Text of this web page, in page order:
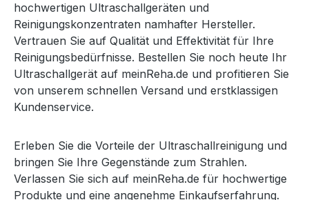
hochwertigen Ultraschallgeräten und
Reinigungskonzentraten namhafter Hersteller.
Vertrauen Sie auf Qualität und Effektivität für Ihre
Reinigungsbedürfnisse. Bestellen Sie noch heute Ihr
Ultraschallgerät auf meinReha.de und profitieren Sie
von unserem schnellen Versand und erstklassigen
Kundenservice.
Erleben Sie die Vorteile der Ultraschallreinigung und
bringen Sie Ihre Gegenstände zum Strahlen.
Verlassen Sie sich auf meinReha.de für hochwertige
Produkte und eine angenehme Einkaufserfahrung.